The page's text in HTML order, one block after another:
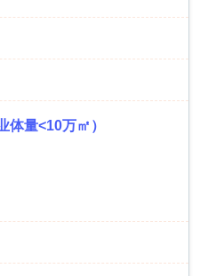
体量<10万㎡）